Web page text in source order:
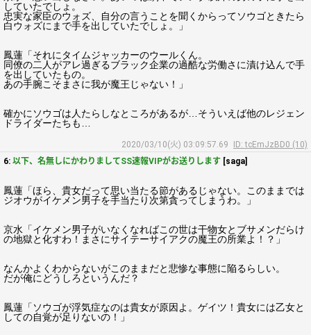
していたでしょ。
忠実な家臣のウォズ、自分の言うことを聞くからってソウゴときたら
白ウォズにまで手を出していたでしょ。」
鳳蓮「それにタイムジャッカーのウールくん。
同僚の二人がアレ過ぎるブラック企業の過酷な労働さに漬け込んで手
を出していたもの。
あの手腕こそまさに我が魔王じゃない！」
確かにソウゴは人たらしなところがあるが…そういえば他のレジェン
ドライダーたちも…
2020/03/10(火) 03:09:57.69
ID: tcEmJzBD0 (10)
6: 以下、名無しにかわりましてSS速報VIPがお送りします [saga]
鳳蓮「ほら、貴女だって思い当たる節があるじゃない。このままでは
ジオウがイケメン男子を手当たり次第貪ってしまうわ。」
京水「イケメン男子がいなくなればこの世は干物女とブサメンだらけ
の地獄と化すわ！まさにサイテーサイアクの魔王の所業よ！？」
なんかよくわからないがこのままだと悲惨な事態に陥るらしい。
だが俺にどうしろというんだ？
鳳蓮「ソウゴが浮気症なのは貴女が原因よ。ゲイツ！貴女には乙女と
しての自覚が足りないの！」